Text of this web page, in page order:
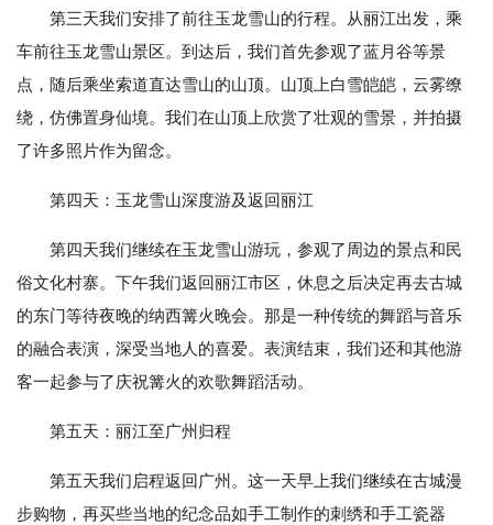
第三天我们安排了前往玉龙雪山的行程。从丽江出发，乘
车前往玉龙雪山景区。到达后，我们首先参观了蓝月谷等景
点，随后乘坐索道直达雪山的山顶。山顶上白雪皑皑，云雾缭
绕，仿佛置身仙境。我们在山顶上欣赏了壮观的雪景，并拍摄
了许多照片作为留念。
第四天：玉龙雪山深度游及返回丽江
第四天我们继续在玉龙雪山游玩，参观了周边的景点和民
俗文化村寨。下午我们返回丽江市区，休息之后决定再去古城
的东门等待夜晚的纳西篝火晚会。那是一种传统的舞蹈与音乐
的融合表演，深受当地人的喜爱。表演结束，我们还和其他游
客一起参与了庆祝篝火的欢歌舞蹈活动。
第五天：丽江至广州归程
第五天我们启程返回广州。这一天早上我们继续在古城漫
步购物，再买些当地的纪念品如手工制作的刺绣和手工瓷器